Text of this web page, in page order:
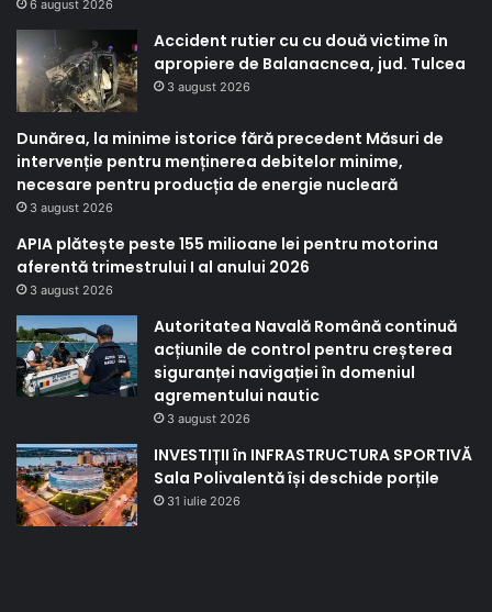
6 august 2026
Accident rutier cu cu două victime în
apropiere de Balanacncea, jud. Tulcea
3 august 2026
Dunărea, la minime istorice fără precedent Măsuri de
intervenție pentru menținerea debitelor minime,
necesare pentru producția de energie nucleară
3 august 2026
APIA plătește peste 155 milioane lei pentru motorina
aferentă trimestrului I al anului 2026
3 august 2026
Autoritatea Navală Română continuă
acțiunile de control pentru creșterea
siguranței navigației în domeniul
agrementului nautic
3 august 2026
INVESTIȚII în INFRASTRUCTURA SPORTIVĂ
Sala Polivalentă își deschide porțile
31 iulie 2026